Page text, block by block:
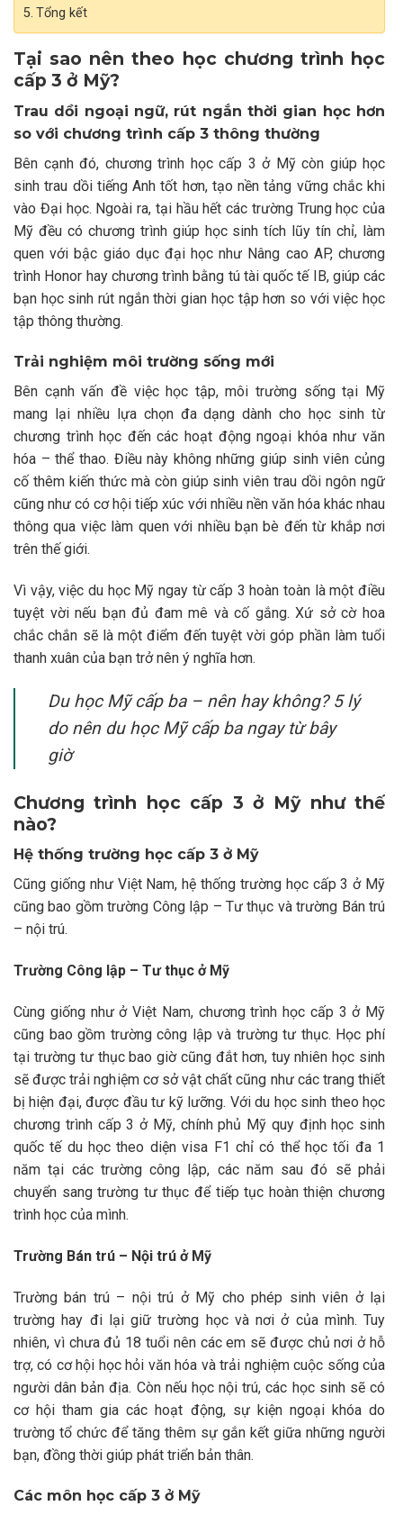
Tổng kết
Tại sao nên theo học chương trình học
cấp 3 ở Mỹ?
Trau dồi ngoại ngữ, rút ngắn thời gian học hơn
so với chương trình cấp 3 thông thường
Bên cạnh đó, chương trình học cấp 3 ở Mỹ còn giúp học
sinh trau dồi tiếng Anh tốt hơn, tạo nền tảng vững chắc khi
vào Đại học. Ngoài ra, tại hầu hết các trường Trung học của
Mỹ đều có chương trình giúp học sinh tích lũy tín chỉ, làm
quen với bậc giáo dục đại học như Nâng cao AP, chương
trình Honor hay chương trình bằng tú tài quốc tế IB, giúp các
bạn học sinh rút ngắn thời gian học tập hơn so với việc học
tập thông thường.
Trải nghiệm môi trường sống mới
Bên cạnh vấn đề việc học tập, môi trường sống tại Mỹ
mang lại nhiều lựa chọn đa dạng dành cho học sinh từ
chương trình học đến các hoạt động ngoại khóa như văn
hóa – thể thao. Điều này không những giúp sinh viên củng
cố thêm kiến thức mà còn giúp sinh viên trau dồi ngôn ngữ
cũng như có cơ hội tiếp xúc với nhiều nền văn hóa khác nhau
thông qua việc làm quen với nhiều bạn bè đến từ khắp nơi
trên thế giới.
Vì vậy, việc du học Mỹ ngay từ cấp 3 hoàn toàn là một điều
tuyệt vời nếu bạn đủ đam mê và cố gắng. Xứ sở cờ hoa
chắc chắn sẽ là một điểm đến tuyệt vời góp phần làm tuổi
thanh xuân của bạn trở nên ý nghĩa hơn.
Du học Mỹ cấp ba – nên hay không? 5 lý
do nên du học Mỹ cấp ba ngay từ bây
giờ
Chương trình học cấp 3 ở Mỹ như thế
nào?
Hệ thống trường học cấp 3 ở Mỹ
Cũng giống như Việt Nam, hệ thống trường học cấp 3 ở Mỹ
cũng bao gồm trường Công lập – Tư thục và trường Bán trú
– nội trú.
Trường Công lập – Tư thục ở Mỹ
Cùng giống như ở Việt Nam, chương trình học cấp 3 ở Mỹ
cũng bao gồm trường công lập và trường tư thục. Học phí
tại trường tư thục bao giờ cũng đắt hơn, tuy nhiên học sinh
sẽ được trải nghiệm cơ sở vật chất cũng như các trang thiết
bị hiện đại, được đầu tư kỹ lưỡng. Với du học sinh theo học
chương trình cấp 3 ở Mỹ, chính phủ Mỹ quy định học sinh
quốc tế du học theo diện visa F1 chỉ có thể học tối đa 1
năm tại các trường công lập, các năm sau đó sẽ phải
chuyển sang trường tư thục để tiếp tục hoàn thiện chương
trình học của mình.
Trường Bán trú – Nội trú ở Mỹ
Trường bán trú – nội trú ở Mỹ cho phép sinh viên ở lại
trường hay đi lại giữ trường học và nơi ở của mình. Tuy
nhiên, vì chưa đủ 18 tuổi nên các em sẽ được chủ nơi ở hỗ
trợ, có cơ hội học hỏi văn hóa và trải nghiệm cuộc sống của
người dân bản địa. Còn nếu học nội trú, các học sinh sẽ có
cơ hội tham gia các hoạt động, sự kiện ngoại khóa do
trường tổ chức để tăng thêm sự gắn kết giữa những người
bạn, đồng thời giúp phát triển bản thân.
Các môn học cấp 3 ở Mỹ